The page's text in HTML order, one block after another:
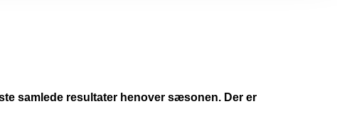
samlede resultater henover sæsonen. Der er